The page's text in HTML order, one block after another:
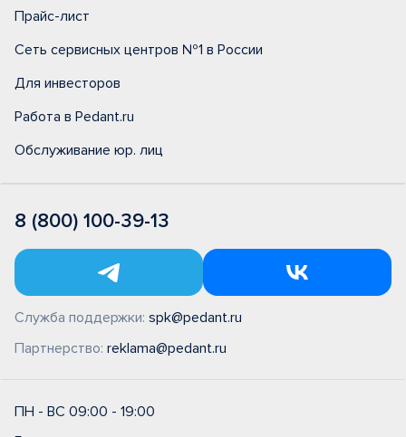
Прайс-лист
Сеть сервисных центров №1 в России
Для инвесторов
Работа в Pedant.ru
Обслуживание юр. лиц
8 (800) 100-39-13
Служба поддержки: spk@pedant.ru
Партнерство: reklama@pedant.ru
ПН - ВС 09:00 - 19:00